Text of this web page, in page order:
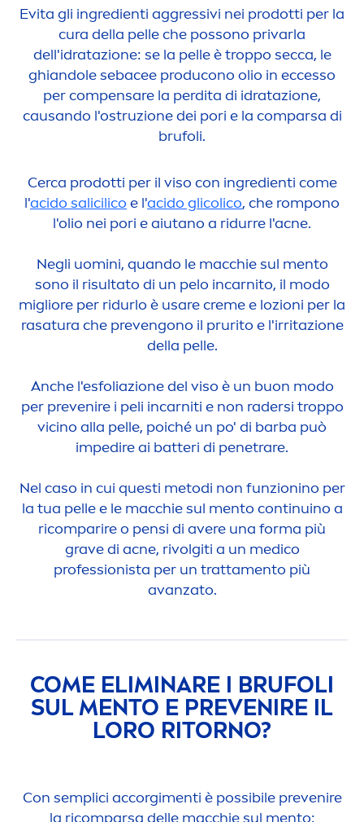
Evita gli ingredienti aggressivi nei prodotti per la
cura della pelle che possono privarla
dell'idratazione: se la pelle è troppo secca, le
ghiandole sebacee producono olio in eccesso
per compensare la perdita di idratazione,
causando l'ostruzione dei pori e la comparsa di
brufoli.
Cerca prodotti per il viso con ingredienti come
l'acido salicilico e l'acido glicolico, che rompono
l'olio nei pori e aiutano a ridurre l'acne.
Negli uomini, quando le macchie sul mento
sono il risultato di un pelo incarnito, il modo
migliore per ridurlo è usarecremee lozioni per la
rasatura che prevengono il prurito e l'irritazione
della pelle.
Anche l'esfoliazione del viso è un buon modo
per prevenire i peli incarniti e non radersi troppo
vicino alla pelle, poiché un po' di barba può
impedire ai batteri di penetrare.
Nel caso in cui questi metodi non funzionino per
la tua pelle e le macchie sul mento continuino a
ricomparire o pensi di avere una forma più
grave di acne, rivolgiti a un medico
professionista per un trattamento più
avanzato.
COME ELIMINARE I BRUFOLI
SULMENTO E PREVENIRE IL
LORO RITORNO?
Con semplici accorgimenti è possibile prevenire
la ricomparsa delle macchie sul mento: